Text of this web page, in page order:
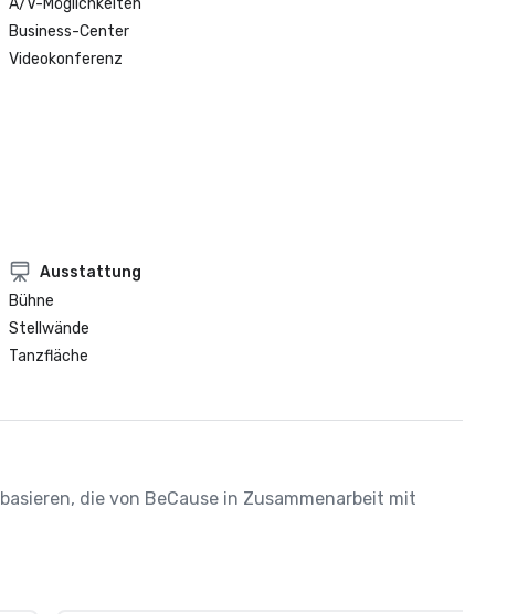
A/V-Möglichkeiten
Business-Center
Videokonferenz
Ausstattung
Bühne
Stellwände
Tanzfläche
die von BeCause in Zusammenarbeit mit